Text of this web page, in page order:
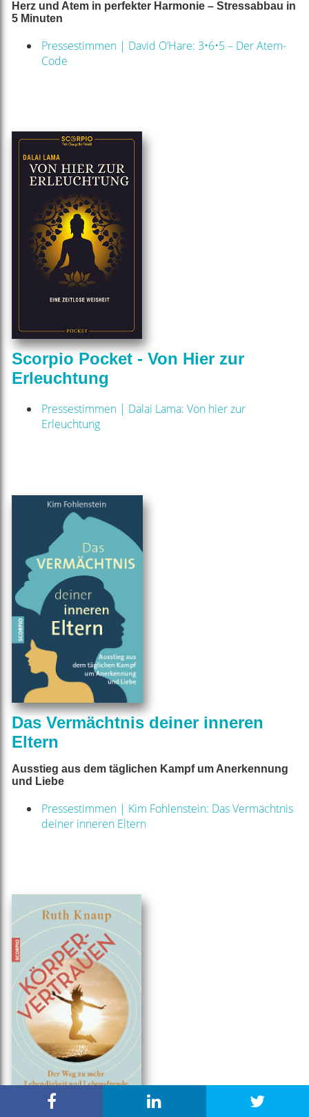
Herz und Atem in perfekter Harmonie – Stressabbau in
5 Minuten
Pressestimmen | David O’Hare: 3•6•5 – Der Atem-
Code
Scorpio Pocket - Von Hier zur
Erleuchtung
Pressestimmen | Dalai Lama: Von hier zur
Erleuchtung
Das Vermächtnis deiner inneren
Eltern
Ausstieg aus dem täglichen Kampf um Anerkennung
und Liebe
Pressestimmen | Kim Fohlenstein: Das Vermächtnis
deiner inneren Eltern